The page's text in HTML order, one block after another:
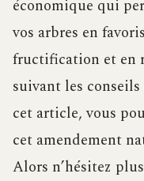
économique qui
vos arbres en
fructification et en
suivant les
cet article, vous
cet amendement
Alors n’hésitez